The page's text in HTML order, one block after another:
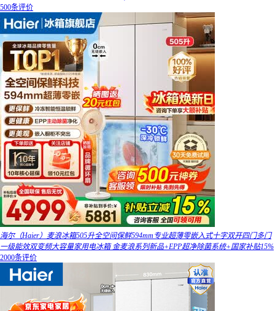
500条评价
海尔（Haier）麦浪冰箱505升全空间保鲜594mm专业超薄零嵌入式十字双开四门多门
一级能效双变频大容量家用电冰箱 金麦浪系列新品+EPP超净除菌系统+国家补贴15%
2000条评价